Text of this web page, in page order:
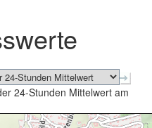
schließen
24-Stunden Mittelwert am